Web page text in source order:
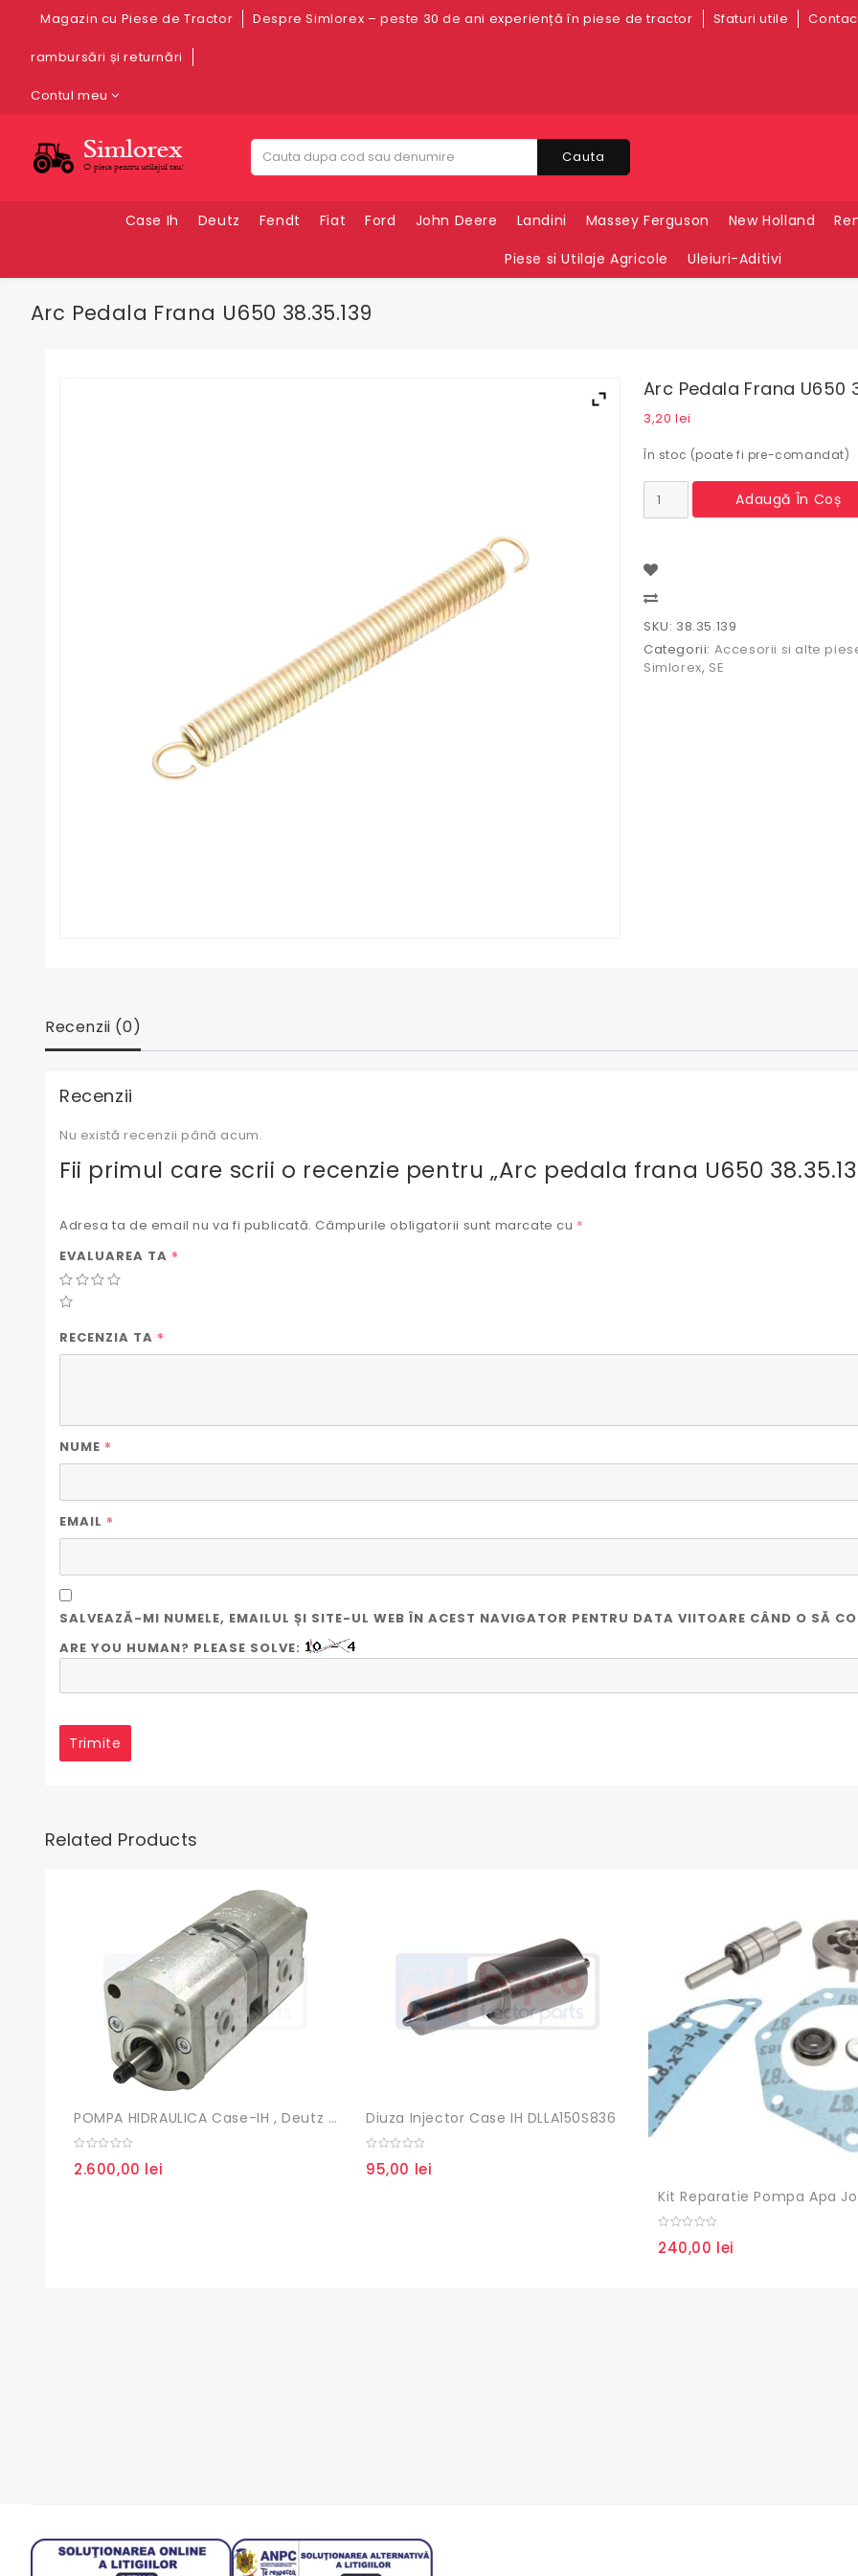
Magazin cu Piese de Tractor Despre Simlorex – peste 30 de ani experiență în piese de tractor Sfaturi utile
rambursări și returnări
Contul meu
Cauta
Case Ih Deutz Fendt Fiat Ford John Deere Landini Massey Ferguson New Holland
Piese si Utilaje Agricole
Uleiuri-Aditivi
Arc Pedala Frana U650 38.35.139
Arc Pedala Frana U650
3,20 lei
În stoc (poate fi pre-comandat)
Cantitate
Arc
U650
38.35.139
Adaugă În Coș
SKU: 38.35.139
Categorii: Accesorii si alte
Simlorex, SE
Recenzii (0)
Recenzii
Nu există recenzii până acum.
Fii primul care scrii o recenzie pentru „Arc pedala frana U650
Adresa ta de email nu va fi publicată. Câmpurile obligatorii sunt marcate cu *
EVALUAREA TA *
RECENZIA TA *
NUME *
EMAIL *
SALVEAZĂ-MI NUMELE, EMAILUL ȘI SITE-UL WEB ÎN ACEST NAVIGATOR PENTRU DATA VIITOARE CÂND O SĂ
ARE YOU HUMAN? PLEASE SOLVE:
Related Products
POMPA HIDRAULICA Case-IH , Deutz , Fendt , John Deere
out
2.600,00 lei
Diuza Injector Case IH DLLA150S836
out
95,00 lei
out
240,00 lei